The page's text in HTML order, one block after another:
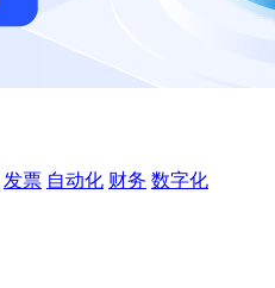
发票 自动化 财务 数字化